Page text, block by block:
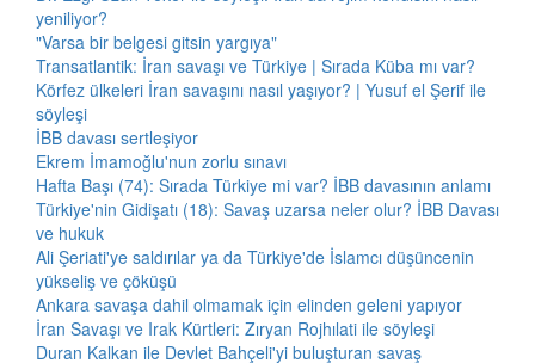
yeniliyor?
"Varsa bir belgesi gitsin yargıya"
Transatlantik: İran savaşı ve Türkiye | Sırada Küba mı var?
Körfez ülkeleri İran savaşını nasıl yaşıyor? | Yusuf el Şerif ile
söyleşi
İBB davası sertleşiyor
Ekrem İmamoğlu'nun zorlu sınavı
Hafta Başı (74): Sırada Türkiye mi var? İBB davasının anlamı
Türkiye'nin Gidişatı (18): Savaş uzarsa neler olur? İBB Davası
ve hukuk
Ali Şeriati'ye saldırılar ya da Türkiye'de İslamcı düşüncenin
yükseliş ve çöküşü
Ankara savaşa dahil olmamak için elinden geleni yapıyor
İran Savaşı ve Irak Kürtleri: Zıryan Rojhılati ile söyleşi
Duran Kalkan ile Devlet Bahçeli'yi buluşturan savaş